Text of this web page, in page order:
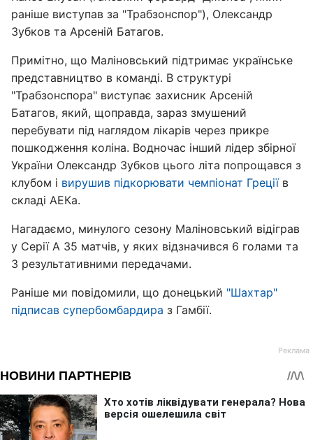
раніше виступав за "Трабзонспор"), Олександр
Зубков та Арсеній Батагов.
Примітно, що Маліновський підтримає українське
представництво в команді. В структурі
"Трабзонспора" виступає захисник Арсеній
Батагов, який, щоправда, зараз змушений
перебувати під наглядом лікарів через прикре
пошкодження коліна. Водночас інший лідер збірної
України Олександр Зубков цього літа попрощався з
клубом і вирушив підкорювати чемпіонат Греціїв
складі АЕКа.
Нагадаємо, минулого сезону Маліновський відіграв
у Серії А 35 матчів, у яких відзначився 6 голами та
3 результативними передачами.
Раніше ми повідомили, що донецький "Шахтар"
підписав супербомбардира з Гамбії.